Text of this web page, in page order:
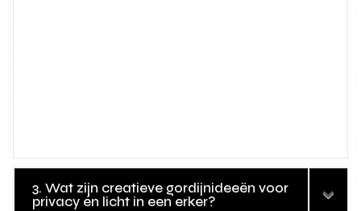
3. Wat zijn creatieve gordijnideeën voor
privacy én licht in een erker?